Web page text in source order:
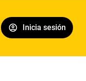
Inicia sesión